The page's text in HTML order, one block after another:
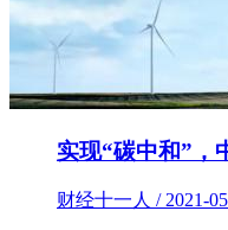
实现“碳中和”，
财经十一人 / 2021-